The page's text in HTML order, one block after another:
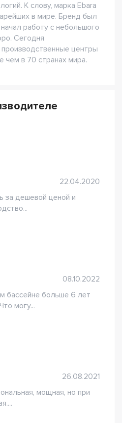
К слову, марка Ebara
в мире. Бренд был
работу с небольшого
Сегодня
производственные центры
чем в 70 странах мира.
22.04.2020
за дешевой ценой и
08.10.2022
бассейне больше 6 лет
могу...
26.08.2021
мощная, но при